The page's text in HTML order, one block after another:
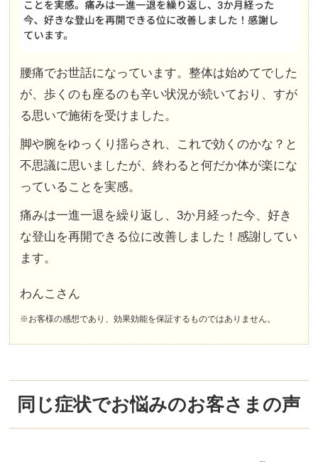
腰痛でお世話になっています。整体は始めてでした
が、歩くのも座るのも辛い状況が続いており、すが
る思いで施術を受けました。
脚や腕をゆっくり揺らされ、これで効くのかな？と
不思議に思いましたが、終わると何だか体が楽にな
っていることを実感。
痛みは一進一退を繰り返し、3か月経った今、好き
な登山を再開できる位に改善しました！感謝してい
ます。
わんこさん
※お客様の感想であり、効果効能を保証するものではありません。
同じ症状でお悩みのお客さまの声